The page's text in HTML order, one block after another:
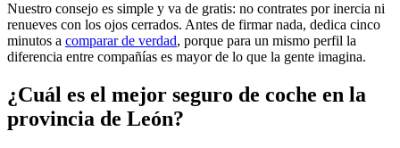
Nuestro consejo es simple y va de gratis: no contrates por inercia ni
renueves con los ojos cerrados. Antes de firmar nada, dedica cinco
minutos a comparar de verdad, porque para un mismo perfil la
diferencia entre compañías es mayor de lo que la gente imagina.
¿Cuál es el mejor seguro de coche en la
provincia de León?